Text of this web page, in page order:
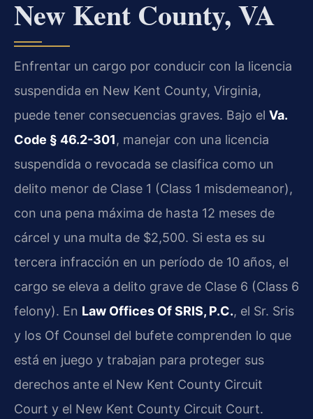
New Kent County, VA
Enfrentar un cargo por conducir con la licencia
suspendida en New Kent County, Virginia,
puede tener consecuencias graves. Bajo el Va.
Code § 46.2-301, manejar con una licencia
suspendida o revocada se clasifica como un
delito menor de Clase 1 (Class 1 misdemeanor),
con una pena máxima de hasta 12 meses de
cárcel y una multa de $2,500. Si esta es su
tercera infracción en un período de 10 años, el
cargo se eleva a delito grave de Clase 6 (Class 6
felony). En Law Offices Of SRIS, P.C., el Sr. Sris
y los Of Counsel del bufete comprenden lo que
está en juego y trabajan para proteger sus
derechos ante el New Kent County Circuit
Court y el New Kent County Circuit Court.